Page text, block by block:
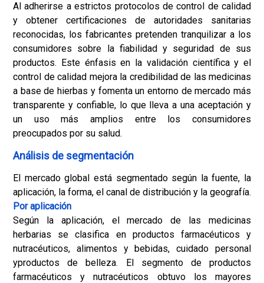
Al adherirse a estrictos protocolos de control de calidad
y obtener certificaciones de autoridades sanitarias
reconocidas, los fabricantes pretenden tranquilizar a los
consumidores sobre la fiabilidad y seguridad de sus
productos. Este énfasis en la validación científica y el
control de calidad mejora la credibilidad de las medicinas
a base de hierbas y fomenta un entorno de mercado más
transparente y confiable, lo que lleva a una aceptación y
un uso más amplios entre los consumidores
preocupados por su salud.
Análisis de segmentación
El mercado global está segmentado según la fuente, la
aplicación, la forma, el canal de distribución y la geografía.
Por aplicación
Según la aplicación, el mercado de las medicinas
herbarias se clasifica en productos farmacéuticos y
nutracéuticos, alimentos y bebidas, cuidado personal
yproductos de belleza. El segmento de productos
farmacéuticos y nutracéuticos obtuvo los mayores